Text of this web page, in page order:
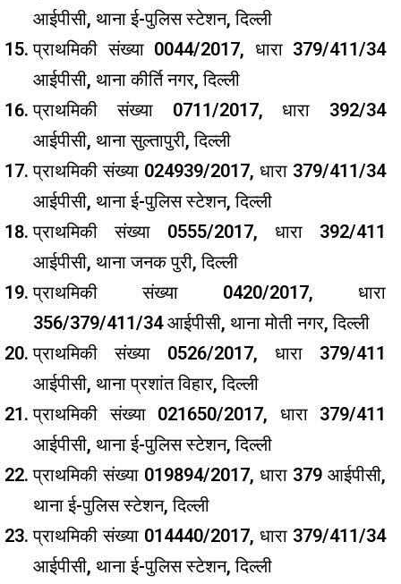
आईपीसी, थाना ई-पुलिस स्टेशन, दिल्ली
प्राथमिकी संख्या 0044/2017, धारा 379/411/34
आईपीसी, थाना कीर्ति नगर, दिल्ली
प्राथमिकी संख्या 0711/2017, धारा 392/34
आईपीसी, थाना सुल्तापुरी, दिल्ली
प्राथमिकी संख्या 024939/2017, धारा 379/411/34
आईपीसी, थाना ई-पुलिस स्टेशन, दिल्ली
प्राथमिकी संख्या 0555/2017, धारा 392/411
आईपीसी, थाना जनक पुरी, दिल्ली
प्राथमिकी संख्या 0420/2017, धारा
356/379/411/34 आईपीसी, थाना मोती नगर, दिल्ली
प्राथमिकी संख्या 0526/2017, धारा 379/411
आईपीसी, थाना प्रशांत विहार, दिल्ली
प्राथमिकी संख्या 021650/2017, धारा 379/411
आईपीसी, थाना ई-पुलिस स्टेशन, दिल्ली
प्राथमिकी संख्या 019894/2017, धारा 379 आईपीसी,
थाना ई-पुलिस स्टेशन, दिल्ली
प्राथमिकी संख्या 014440/2017, धारा 379/411/34
आईपीसी, थाना ई-पुलिस स्टेशन, दिल्ली